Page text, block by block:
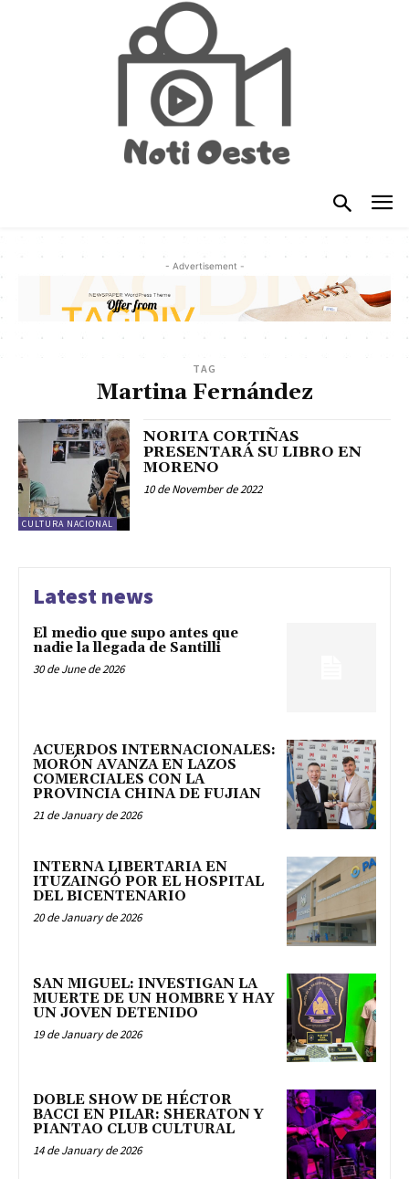
- Advertisement -
TAG
Martina Fernández
CULTURA NACIONAL
NORITA CORTIÑAS
PRESENTARÁ SU LIBRO EN
MORENO
10 de November de 2022
Latest news
El medio que supo antes que
nadie la llegada de Santilli
30 de June de 2026
ACUERDOS INTERNACIONALES:
MORÓN AVANZA EN LAZOS
COMERCIALES CON LA
PROVINCIA CHINA DE FUJIAN
21 de January de 2026
INTERNA LIBERTARIA EN
ITUZAINGÓ POR EL HOSPITAL
DEL BICENTENARIO
20 de January de 2026
SAN MIGUEL: INVESTIGAN LA
MUERTE DE UN HOMBRE Y HAY
UN JOVEN DETENIDO
19 de January de 2026
DOBLE SHOW DE HÉCTOR
BACCI EN PILAR: SHERATON Y
PIANTAO CLUB CULTURAL
14 de January de 2026